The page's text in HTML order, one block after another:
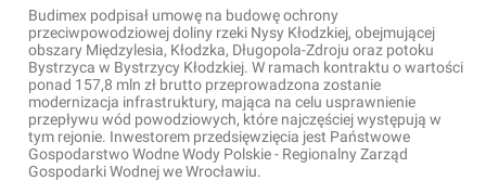
Budimex podpisał umowę na budowę ochrony
przeciwpowodziowej doliny rzeki Nysy Kłodzkiej, obejmującej
obszary Międzylesia, Kłodzka, Długopola-Zdroju oraz potoku
Bystrzyca w Bystrzycy Kłodzkiej. W ramach kontraktu o wartości
ponad 157,8 mln zł brutto przeprowadzona zostanie
modernizacja infrastruktury, mająca na celu usprawnienie
przepływu wód powodziowych, które najczęściej występują w
tym rejonie. Inwestorem przedsięwzięcia jest Państwowe
Gospodarstwo Wodne Wody Polskie - Regionalny Zarząd
Gospodarki Wodnej we Wrocławiu.